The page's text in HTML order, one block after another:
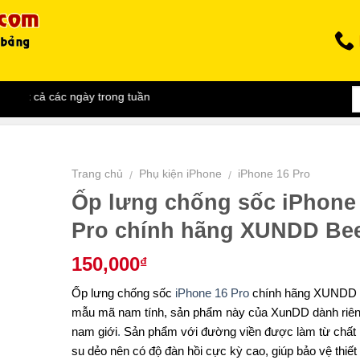
cả các ngày trong tuần
Trang chủ / Phụ kiện iPhone / iPhone 16 Pro
Ốp lưng chống sốc iPhone
Pro chính hãng XUNDD
150,000₫
Ốp lưng chống sốc iPhone 16 Pro chính hãng
mẫu mã nam tính, sản phẩm này của XunDD dành
nam giới. Sản phẩm với đường viền được làm từ chất
su dẻo nên có độ đàn hồi cực kỳ cao, giúp bảo vệ thiết